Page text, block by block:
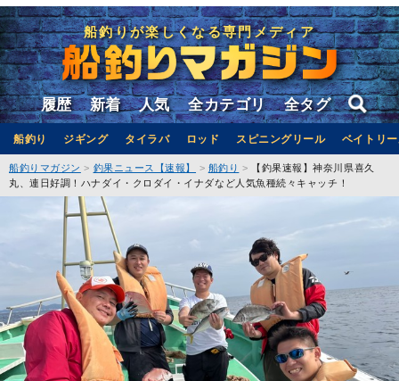
船釣りが楽しくなる専門メディア
履歴 新着 人気 全カテゴリ 全タグ
船釣り ジギング タイラバ ロッド スピニングリール ベイトリ
船釣りマガジン 釣果ニュース【速報】 船釣り
【釣果速報】神奈川県喜久
丸、連日好調！ハナダイ・クロダイ・イナダなど人気魚種続々キャッチ！